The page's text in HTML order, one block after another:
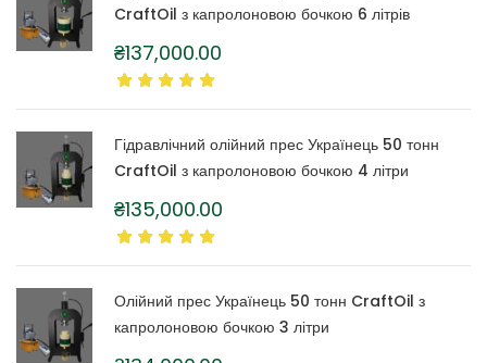
CraftOil з капролоновою бочкою 6 літрів
₴137,000.00
Гідравлічний олійний прес Українець 50 тонн
CraftOil з капролоновою бочкою 4 літри
₴135,000.00
Олійний прес Українець 50 тонн CraftOil з
капролоновою бочкою 3 літри